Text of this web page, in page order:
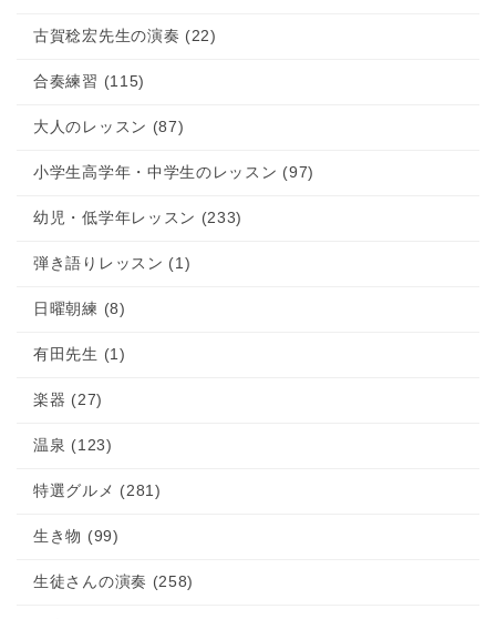
古賀稔宏先生の演奏 (22)
合奏練習 (115)
大人のレッスン (87)
小学生高学年・中学生のレッスン (97)
幼児・低学年レッスン (233)
弾き語りレッスン (1)
日曜朝練 (8)
有田先生 (1)
楽器 (27)
温泉 (123)
特選グルメ (281)
生き物 (99)
生徒さんの演奏 (258)